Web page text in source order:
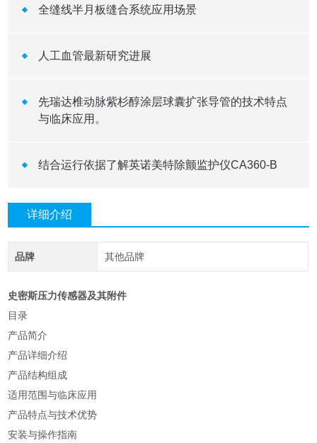
全缝线半月板缝合系统应用场景
人工血管最新研究进展
先瑞达椎动脉紫杉醇涂层球囊扩张导管的技术特点
与临床应用。
结合运行依据了解英诺美特除颤监护仪CA360-B
详细介绍
品牌 其他品牌
史密斯压力传感器及其附件
目录
产品简介
产品详细介绍
产品结构组成
适用范围与临床应用
产品特点与技术优势
安装与操作指南